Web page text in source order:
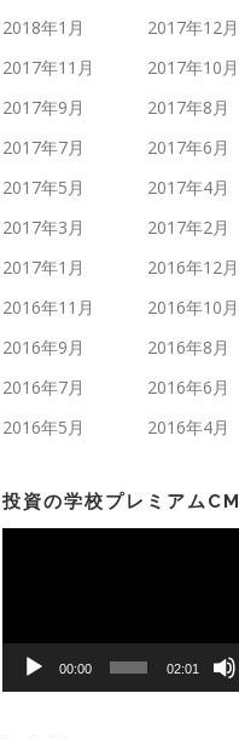
2018年1月
2017年12月
2017年11月
2017年10月
2017年9月
2017年8月
2017年7月
2017年6月
2017年5月
2017年4月
2017年3月
2017年2月
2017年1月
2016年12月
2016年11月
2016年10月
2016年9月
2016年8月
2016年7月
2016年6月
2016年5月
2016年4月
投資の学校プレミアムCM
ヤ
00:00 02:01